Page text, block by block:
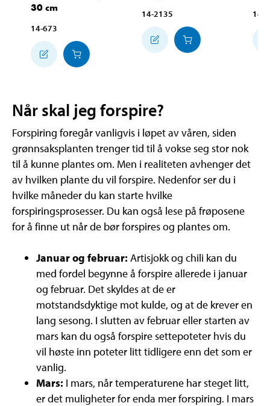
30 cm
14-673
14-2135 14-
Når skal jeg forspire?
Forspiring foregår vanligvis i løpet av våren, siden
grønnsaksplanten trenger tid til å vokse seg stor nok
til å kunne plantes om. Men i realiteten avhenger det
av hvilken plante du vil forspire. Nedenfor ser du i
hvilke måneder du kan starte hvilke
forspiringsprosesser. Du kan også lese på frøposene
for å finne ut når de bør forspires og plantes om.
Januar og februar: Artisjokk og chili kan du
med fordel begynne å forspire allerede i januar
og februar. Det skyldes at de er
motstandsdyktige mot kulde, og at de krever en
lang sesong. I slutten av februar eller starten av
mars kan du også forspire settepoteter hvis du
vil høste inn poteter litt tidligere enn det som er
vanlig.
Mars: I mars, når temperaturene har steget litt,
er det muligheter for enda mer forspiring. I mars